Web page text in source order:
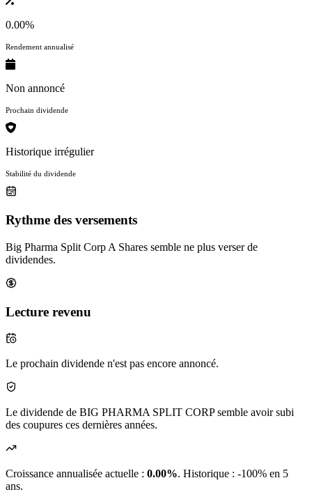
0.00%
Rendement annualisé
Non annoncé
Prochain dividende
Historique irrégulier
Stabilité du dividende
Rythme des versements
Big Pharma Split Corp A Shares semble ne plus verser de
dividendes.
Lecture revenu
Le prochain dividende n'est pas encore annoncé.
Le dividende de BIG PHARMA SPLIT CORP semble avoir subi
des coupures ces dernières années.
Croissance annualisée actuelle : 0.00%. Historique : -100% en 5
ans.